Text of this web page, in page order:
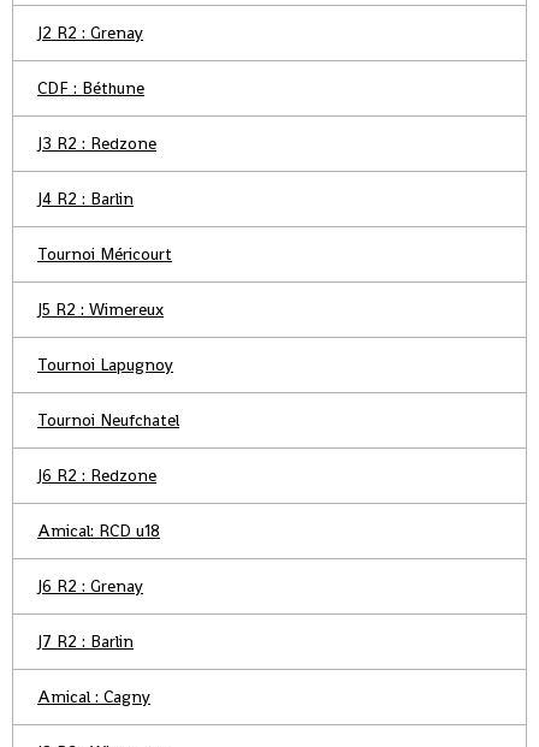
J2 R2 : Grenay
CDF : Béthune
J3 R2 : Redzone
J4 R2 : Barlin
Tournoi Méricourt
J5 R2 : Wimereux
Tournoi Lapugnoy
Tournoi Neufchatel
J6 R2 : Redzone
Amical: RCD u18
J6 R2 : Grenay
J7 R2 : Barlin
Amical : Cagny